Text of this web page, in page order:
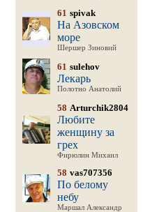
61 spivak
На Азовском
море
Шершер Зиновий
61 sulehov
Лекарь
Полотно Анатолий
58 Arturchik2804
Любите
женщину за
грех
Фирюлин Михаил
58 vas707356
По белому
небу
Маршал Александр